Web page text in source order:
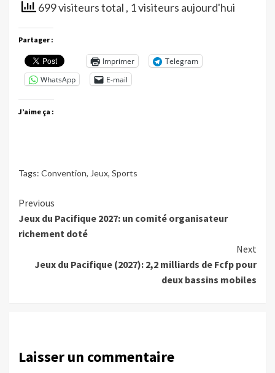
699 visiteurs total , 1 visiteurs aujourd'hui
Partager :
Imprimer
Telegram
WhatsApp
E-mail
J’aime ça :
Tags: Convention, Jeux, Sports
Continue
Reading
Previous
Jeux du Pacifique 2027: un comité organisateur
richement doté
Next
Jeux du Pacifique (2027): 2,2 milliards de Fcfp pour
deux bassins mobiles
Laisser un commentaire